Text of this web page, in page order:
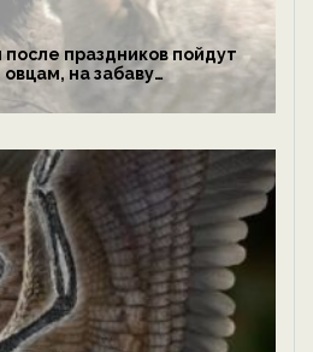
праздников пойдут
на забаву
и леопардам — новости